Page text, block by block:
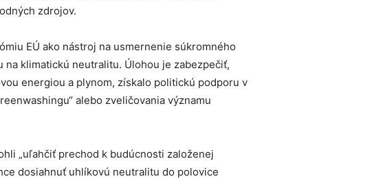
zdrojov.
EÚ ako nástroj na usmernenie súkromného
klimatickú neutralitu. Úlohou je zabezpečiť,
energiou a plynom, získalo politickú podporu v
alebo zveličovania významu
„uľahčiť prechod k budúcnosti založenej
dosiahnuť uhlíkovú neutralitu do polovice